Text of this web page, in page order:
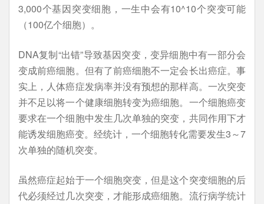
3,000个基因突变细胞，一生中会有10^10个突变可能
（100亿个细胞）。
DNA复制“出错”导致基因突变，变异细胞中有一部分会
变成前癌细胞。但有了前癌细胞不一定会长出癌症。事
实上，人体癌症发病率并没有预想的那样高。一次突变
并不足以将一个健康细胞转变为癌细胞。一个细胞癌变
要求在一个细胞中发生几次单独的突变，共同作用下才
能诱发细胞癌变。经统计，一个细胞转化需要发生3～7
次单独的随机突变。
虽然癌症起始于一个细胞突变，但是这个突变细胞的后
代必须经过几次突变，才能形成癌细胞。流行病学统计